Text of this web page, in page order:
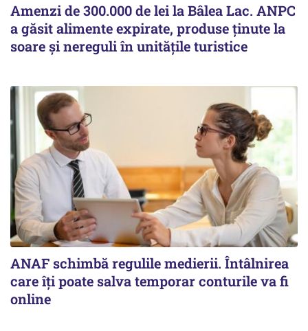
Amenzi de 300.000 de lei la Bâlea Lac. ANPC
a găsit alimente expirate, produse ținute la
soare și nereguli în unitățile turistice
ANAF schimbă regulile medierii. Întâlnirea
care îți poate salva temporar conturile va fi
online